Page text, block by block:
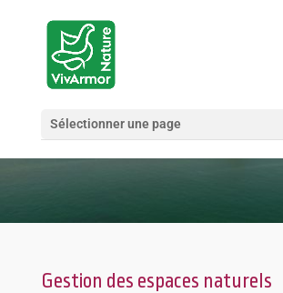
Sélectionner une page
Gestion des espaces naturels